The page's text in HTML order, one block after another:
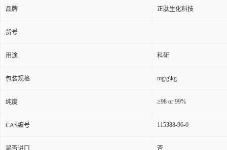
品牌 正肽生化科技
货号
用途 科研
包装规格 mg\g\kg
纯度 ≥98 or 99%
CAS编号 115388-96-0
是否进口 否